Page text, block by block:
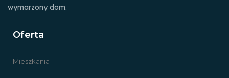
wymarzony dom.
Oferta
Mieszkania